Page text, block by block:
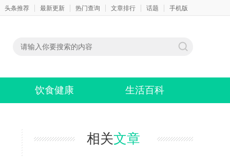
头条推荐 最新更新 热门查询 文章排行 话题 手机版
饮食健康 生活百科
相关文章